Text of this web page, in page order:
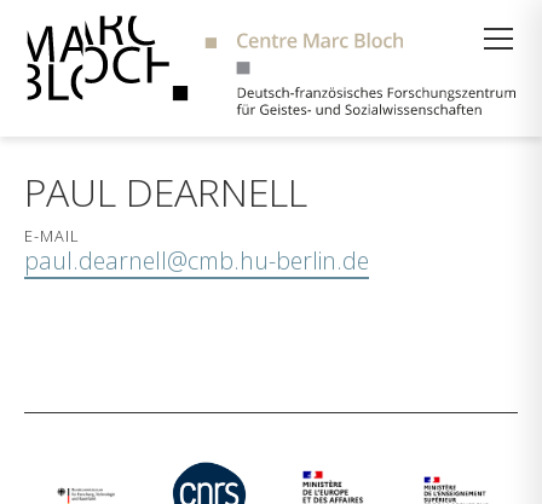
PAUL DEARNELL
E-MAIL
paul.dearnell@cmb.hu-berlin.de